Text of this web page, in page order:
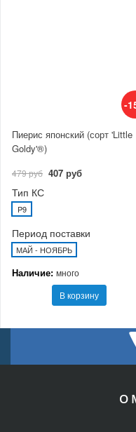
-
Пиерис японский (сорт 'Little
Goldy'®)
479 руб 407 руб
Тип КС
P9
Период поставки
МАЙ - НОЯБРЬ
Наличие: много
В корзину
О